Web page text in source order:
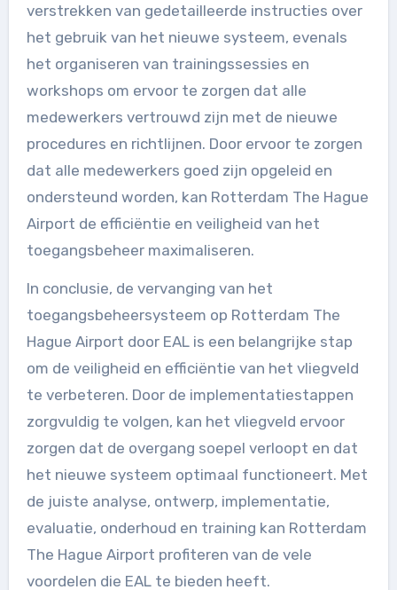
verstrekken van gedetailleerde instructies over
het gebruik van het nieuwe systeem, evenals
het organiseren van trainingssessies en
workshops om ervoor te zorgen dat alle
medewerkers vertrouwd zijn met de nieuwe
procedures en richtlijnen. Door ervoor te zorgen
dat alle medewerkers goed zijn opgeleid en
ondersteund worden, kan Rotterdam The Hague
Airport de efficiëntie en veiligheid van het
toegangsbeheer maximaliseren.
In conclusie, de vervanging van het
toegangsbeheersysteem op Rotterdam The
Hague Airport door EAL is een belangrijke stap
om de veiligheid en efficiëntie van het vliegveld
te verbeteren. Door de implementatiestappen
zorgvuldig te volgen, kan het vliegveld ervoor
zorgen dat de overgang soepel verloopt en dat
het nieuwe systeem optimaal functioneert. Met
de juiste analyse, ontwerp, implementatie,
evaluatie, onderhoud en training kan Rotterdam
The Hague Airport profiteren van de vele
voordelen die EAL te bieden heeft.